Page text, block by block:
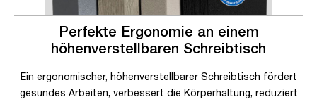
Perfekte Ergonomie an einem
höhenverstellbaren Schreibtisch
Ein ergonomischer, höhenverstellbarer Schreibtisch fördert
gesundes Arbeiten, verbessert die Körperhaltung, reduziert